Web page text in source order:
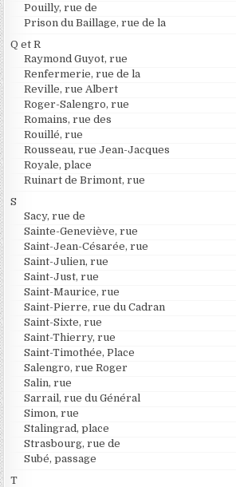
Pouilly, rue de
Prison du Baillage, rue de la
Q et R
Raymond Guyot, rue
Renfermerie, rue de la
Reville, rue Albert
Roger-Salengro, rue
Romains, rue des
Rouillé, rue
Rousseau, rue Jean-Jacques
Royale, place
Ruinart de Brimont, rue
S
Sacy, rue de
Sainte-Geneviève, rue
Saint-Jean-Césarée, rue
Saint-Julien, rue
Saint-Just, rue
Saint-Maurice, rue
Saint-Pierre, rue du Cadran
Saint-Sixte, rue
Saint-Thierry, rue
Saint-Timothée, Place
Salengro, rue Roger
Salin, rue
Sarrail, rue du Général
Simon, rue
Stalingrad, place
Strasbourg, rue de
Subé, passage
T